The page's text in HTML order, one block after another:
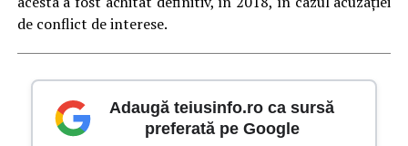
de conflict de interese.
Adaugă teiusinfo.ro ca sursă
preferată pe Google